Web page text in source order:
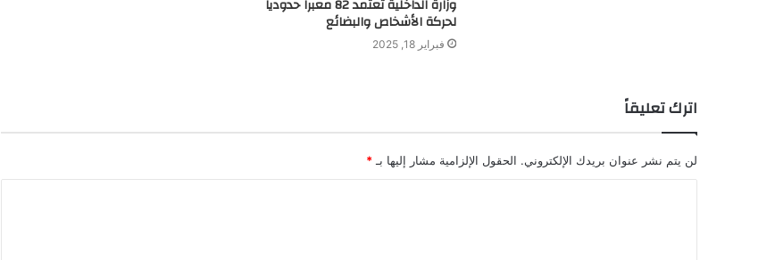
وزارة الداخلية تعتمد 82 معبرا حدوديا
لحركة الأشخاص والبضائع
فبراير 18, 2025
اترك تعليقاً
لن يتم نشر عنوان بريدك الإلكتروني. الحقول الإلزامية مشار إليها بـ *